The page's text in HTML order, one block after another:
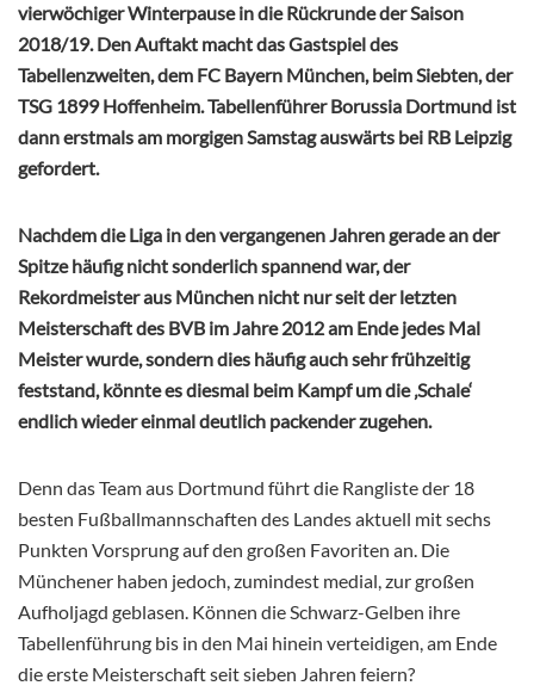
vierwöchiger Winterpause in die Rückrunde der Saison
2018/19. Den Auftakt macht das Gastspiel des
Tabellenzweiten, dem FC Bayern München, beim Siebten, der
TSG 1899 Hoffenheim. Tabellenführer Borussia Dortmund ist
dann erstmals am morgigen Samstag auswärts bei RB Leipzig
gefordert.
Nachdem die Liga in den vergangenen Jahren gerade an der
Spitze häufig nicht sonderlich spannend war, der
Rekordmeister aus München nicht nur seit der letzten
Meisterschaft des BVB im Jahre 2012 am Ende jedes Mal
Meister wurde, sondern dies häufig auch sehr frühzeitig
feststand, könnte es diesmal beim Kampf um die ‚Schale‘
endlich wieder einmal deutlich packender zugehen.
Denn das Team aus Dortmund führt die Rangliste der 18
besten Fußballmannschaften des Landes aktuell mit sechs
Punkten Vorsprung auf den großen Favoriten an. Die
Münchener haben jedoch, zumindest medial, zur großen
Aufholjagd geblasen. Können die Schwarz-Gelben ihre
Tabellenführung bis in den Mai hinein verteidigen, am Ende
die erste Meisterschaft seit sieben Jahren feiern?